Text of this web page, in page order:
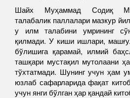
Шайх Муҳаммад Содиқ
талабалик паллалари мазкур
у илм талабини умрининг
қилмади. У киши ишлари,
бўлишига қарамай, илмий
ташқари мустақил мутолаани
тўхтатмади. Шунинг учун ҳам
юзлаб сафарларида фақат
учун янги бўлган ҳар қандай